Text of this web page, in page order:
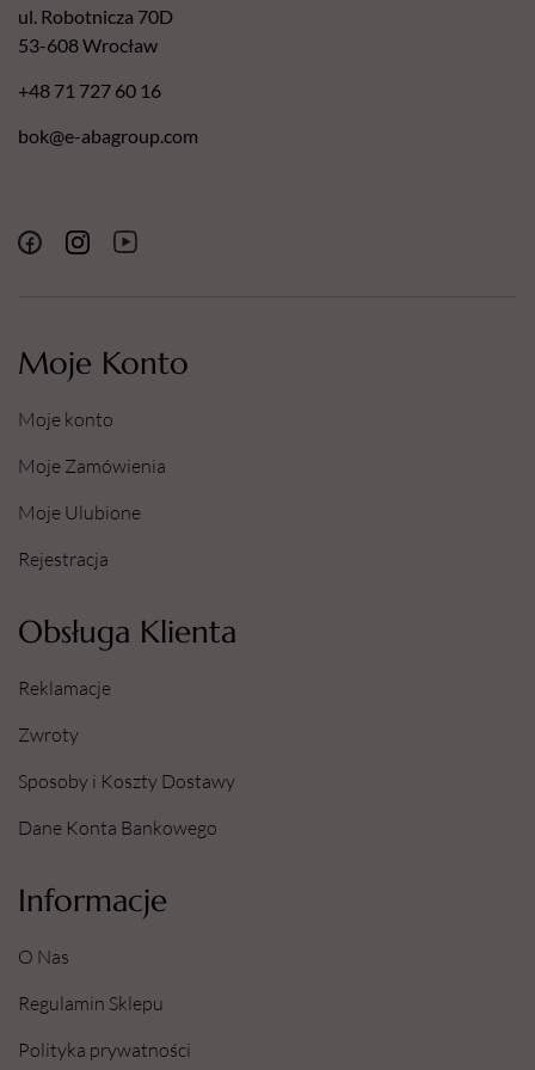
Moje Konto
Moje konto
Moje Zamówienia
Moje Ulubione
Rejestracja
Obsługa Klienta
Reklamacje
Zwroty
Sposoby i Koszty Dostawy
Dane Konta Bankowego
Informacje
O Nas
Regulamin Sklepu
Polityka prywatności
ul. Robotnicza 70D
53-608 Wrocław
+48 71 727 60 16
bok@e-abagroup.com